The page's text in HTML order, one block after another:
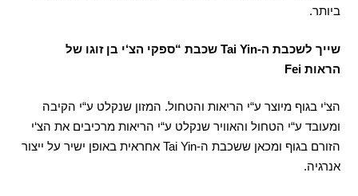
ביותר.
שייך לשכבת ה-Tai Yin שכבת “ספקי הצ‘י בן זוגו של
הראותFei
הצ‘י בגוף מיוצר ע“י הריאות והטחול. המזון שנקלט ע“י הקיבה
ומעובד ע“י הטחול והאוויר שנקלט ע“י הריאות מרכיבים את הצ‘י
הזורם בגוף ומכאן ששכבת ה-Tai Yin
אחראית באופן ישיר על ייצור
אנרגיה.